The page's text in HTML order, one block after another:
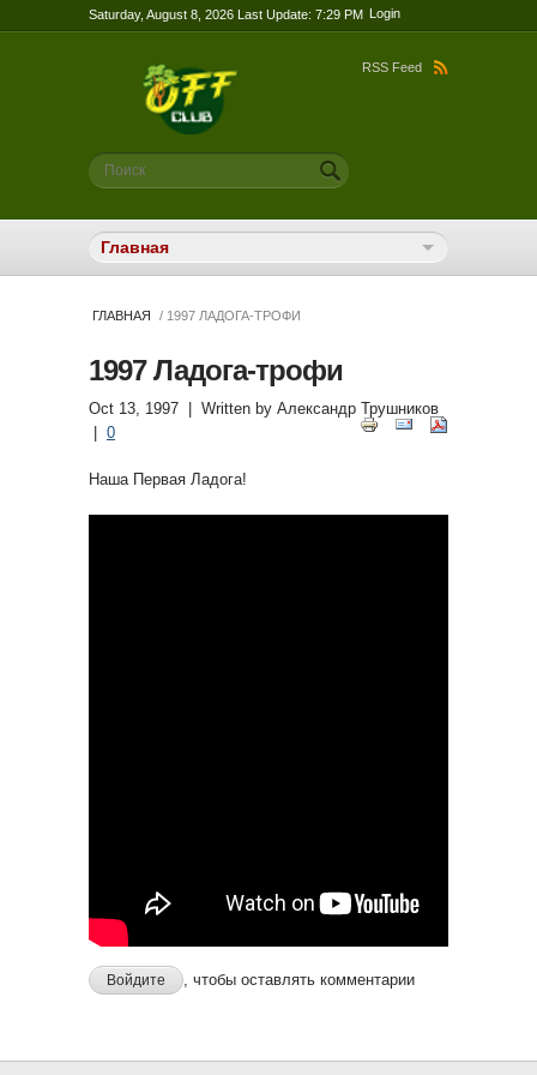
Saturday, August 8, 2026 Last Update: 7:29 PM Login
RSS Feed
Форма поиска
Поиск
ГЛАВНАЯ / 1997 ЛАДОГА-ТРОФИ
1997 Ладога-трофи
Oct 13, 1997 | Written by Александр Трушников
0
Наша Первая Ладога!
Войдите , чтобы оставлять комментарии